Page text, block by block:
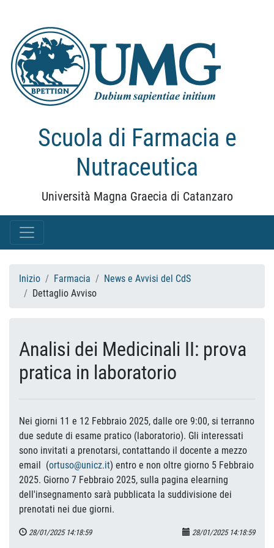
Scuola di Farmacia e
Nutraceutica
Università Magna Graecia di Catanzaro
Inizio Farmacia
News e Avvisi del CdS
Dettaglio Avviso
Analisi dei Medicinali II: prova
pratica in laboratorio
Nei giorni 11 e 12 Febbraio 2025, dalle ore 9:00, si terranno
due sedute di esame pratico (laboratorio). Gli interessati
sono invitati a prenotarsi, contattando il docente a mezzo
email (ortuso@unicz.it) entro e non oltre giorno 5 Febbraio
2025. Giorno 7 Febbraio 2025, sulla pagina elearning
dell'insegnamento sarà pubblicata la suddivisione dei
prenotati nei due giorni.
28/01/2025 14:18:59 28/01/2025 14:18:59